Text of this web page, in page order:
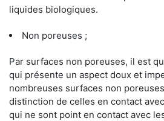
liquides biologiques.
Non poreuses ;
Par surfaces non poreuses, il est
qui présente un aspect doux et
nombreuses surfaces non
distinction de celles en contact
qui ne sont point en contact avec